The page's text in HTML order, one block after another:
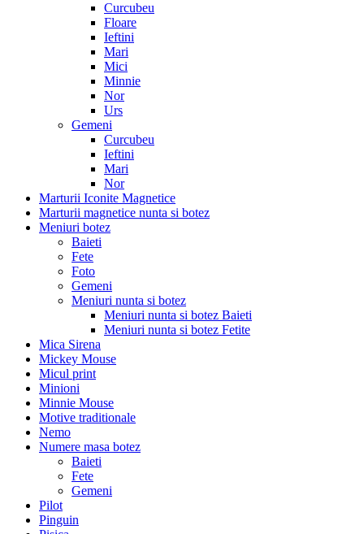
Curcubeu
Floare
Ieftini
Mari
Mici
Minnie
Nor
Urs
Gemeni
Curcubeu
Ieftini
Mari
Nor
Marturii Iconite Magnetice
Marturii magnetice nunta si botez
Meniuri botez
Baieti
Fete
Foto
Gemeni
Meniuri nunta si botez
Meniuri nunta si botez Baieti
Meniuri nunta si botez Fetite
Mica Sirena
Mickey Mouse
Micul print
Minioni
Minnie Mouse
Motive traditionale
Nemo
Numere masa botez
Baieti
Fete
Gemeni
Pilot
Pinguin